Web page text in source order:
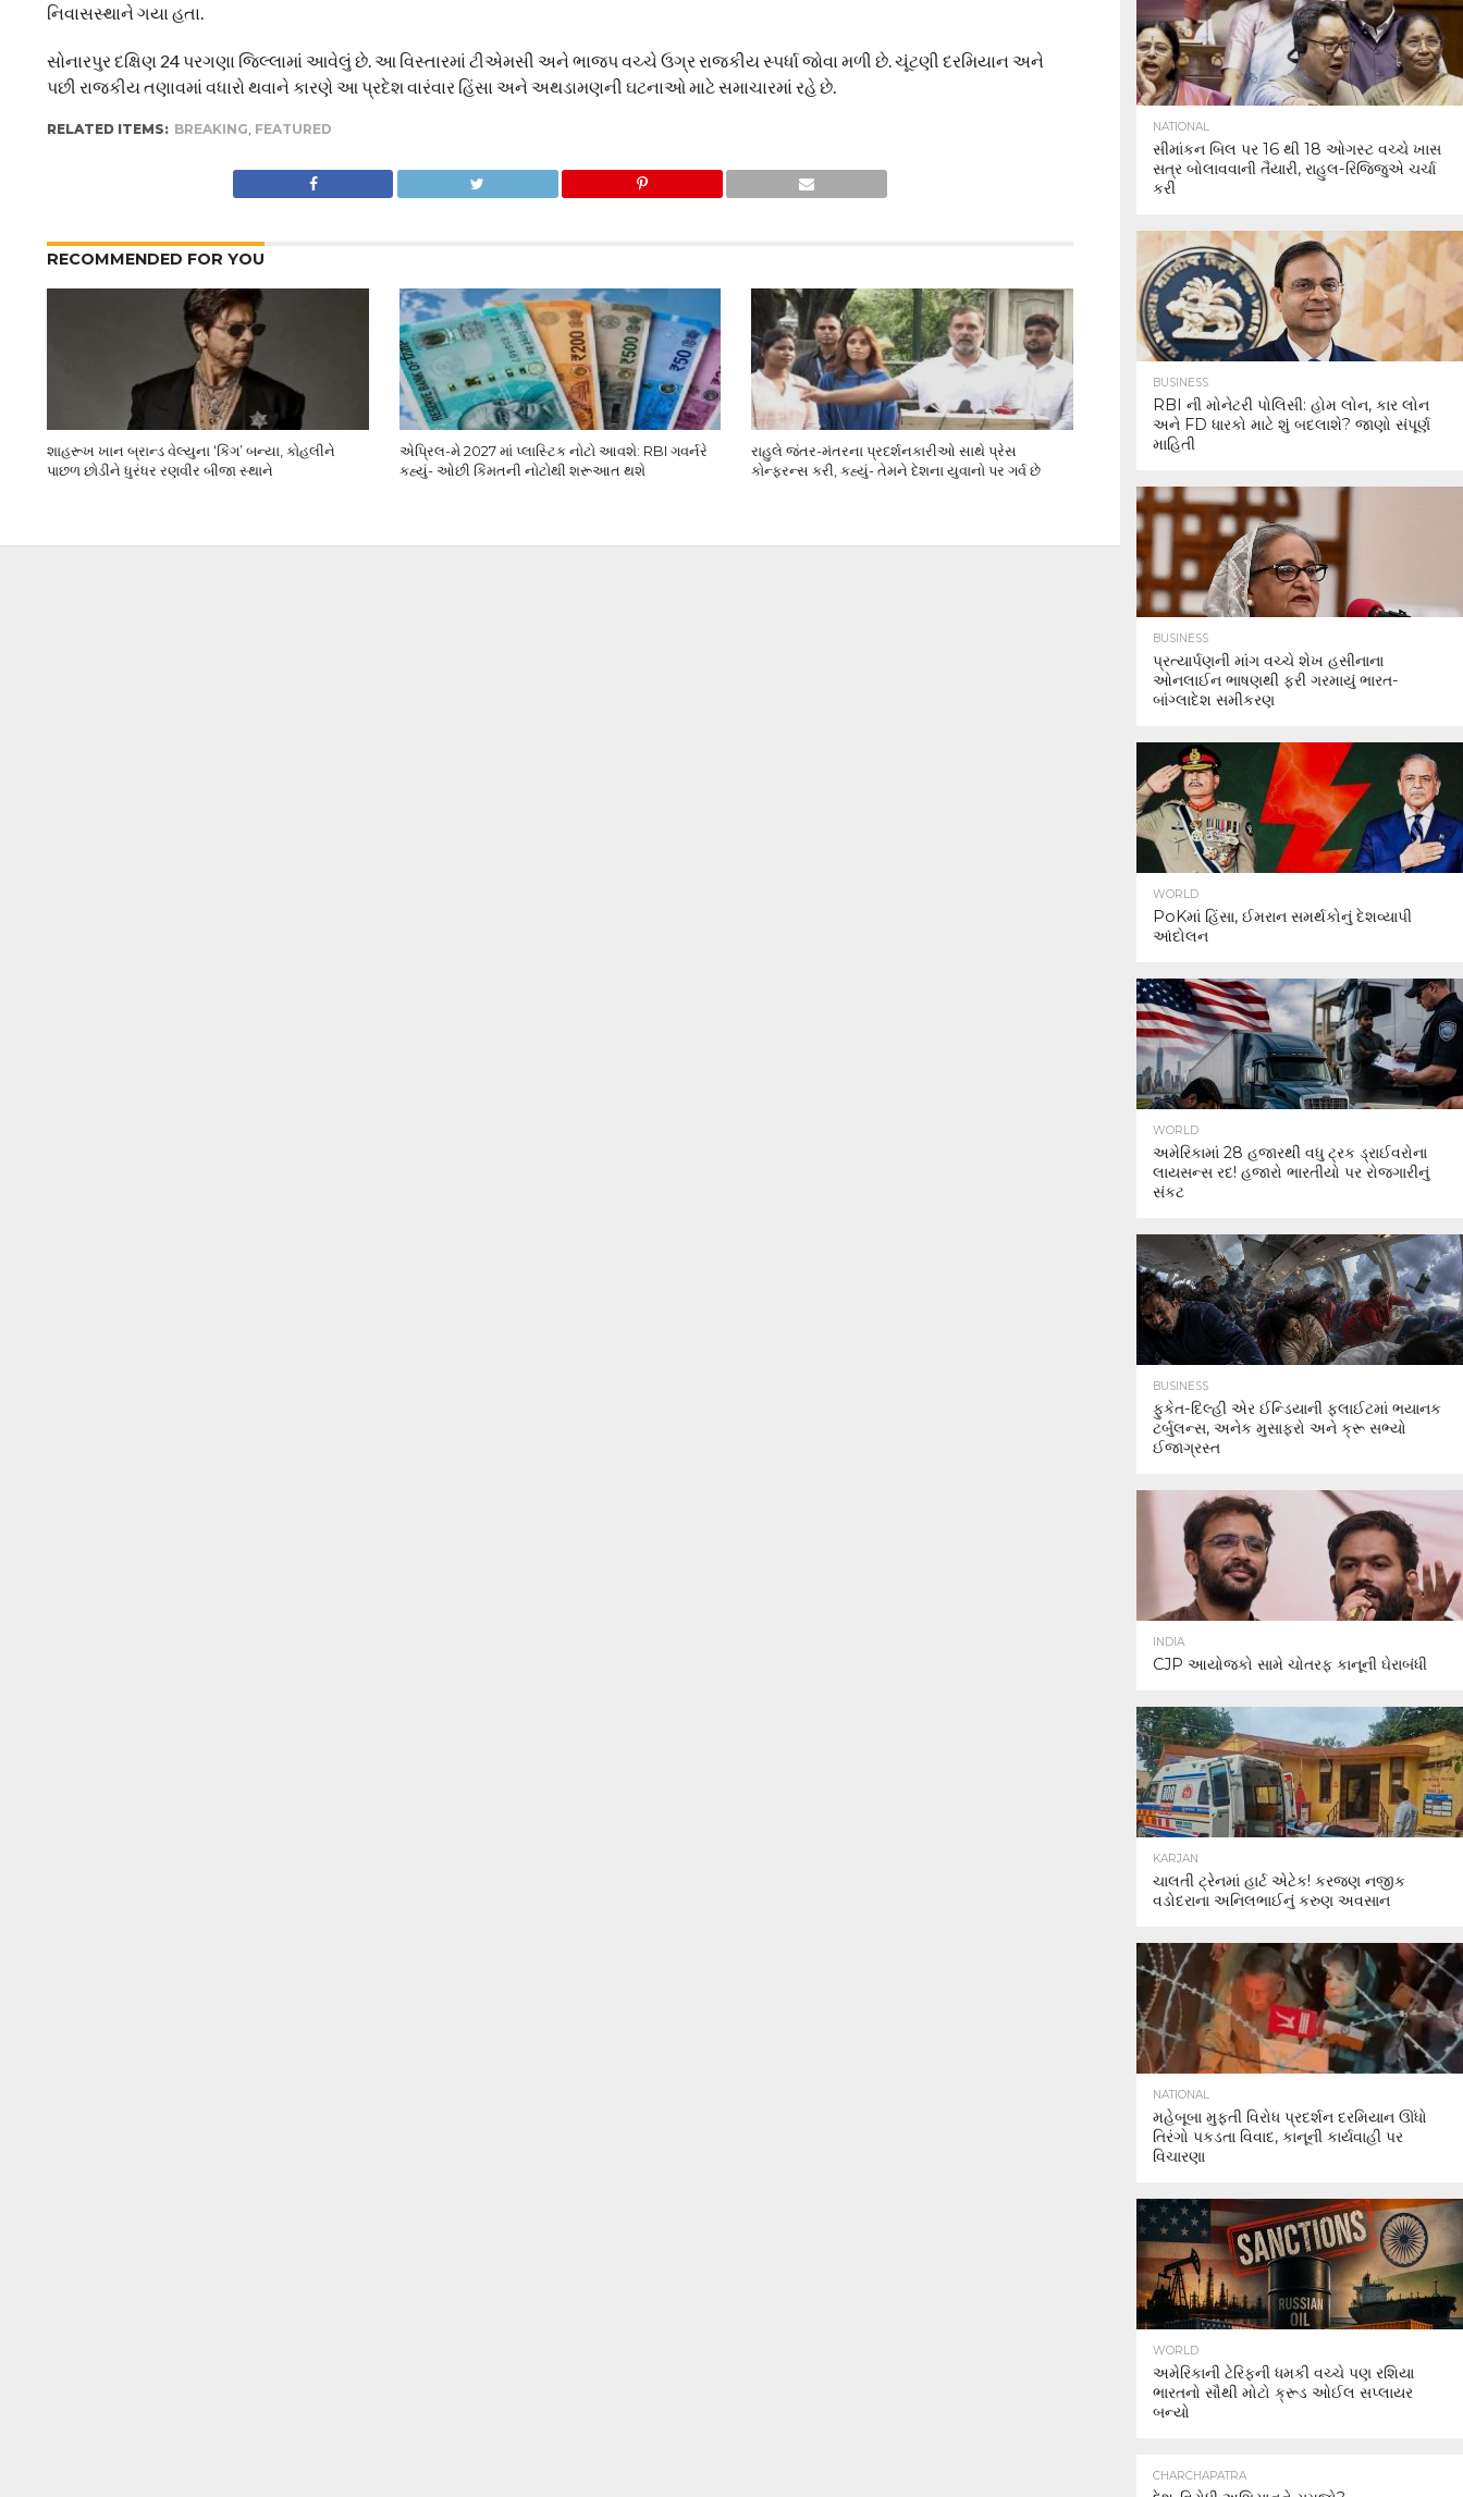
નિવાસસ્થાને ગયા હતા.
સોનારપુર દક્ષિણ 24 પરગણા જિલ્લામાં આવેલું છે. આ વિસ્તારમાં ટીએમસી અને ભાજપ વચ્ચે ઉગ્ર રાજકીય સ્પર્ધા જોવા મળી છે. ચૂંટણી દરમિયાન અને
પછી રાજકીય તણાવમાં વધારો થવાને કારણે આ પ્રદેશ વારંવાર હિંસા અને અથડામણની ઘટનાઓ માટે સમાચારમાં રહે છે.
RELATED ITEMS: BREAKING, FEATURED
RECOMMENDED FOR YOU
શાહરૂખ ખાન બ્રાન્ડ વેલ્યુના ‘કિંગ’ બન્યા, કોહલીને
પાછળ છોડીને ધુરંધર રણવીર બીજા સ્થાને
એપ્રિલ-મે 2027 માં પ્લાસ્ટિક નોટો આવશે: RBI ગવર્નરે
કહ્યું- ઓછી કિંમતની નોટોથી શરૂઆત થશે
રાહુલે જંતર-મંતરના પ્રદર્શનકારીઓ સાથે પ્રેસ
કોન્ફરન્સ કરી, કહ્યું- તેમને દેશના યુવાનો પર ગર્વ છે
NATIONAL
સીમાંકન બિલ પર 16 થી 18 ઓગસ્ટ વચ્ચે ખાસ
સત્ર બોલાવવાની તૈયારી, રાહુલ-રિજિજુએ ચર્ચા
કરી
BUSINESS
RBI ની મોનેટરી પોલિસી: હોમ લોન, કાર લોન
અને FD ધારકો માટે શું બદલાશે? જાણો સંપૂર્ણ
માહિતી
BUSINESS
પ્રત્યાર્પણની માંગ વચ્ચે શેખ હસીનાના
ઓનલાઈન ભાષણથી ફરી ગરમાયું ભારત-
બાંગ્લાદેશ સમીકરણ
WORLD
PoKમાં હિંસા, ઈમરાન સમર્થકોનું દેશવ્યાપી
આંદોલન
WORLD
અમેરિકામાં 28 હજારથી વધુ ટ્રક ડ્રાઈવરોના
લાયસન્સ રદ! હજારો ભારતીયો પર રોજગારીનું
સંકટ
BUSINESS
ફુકેત-દિલ્હી એર ઈન્ડિયાની ફ્લાઈટમાં ભયાનક
ટર્બુલન્સ, અનેક મુસાફરો અને ક્રૂ સભ્યો
ઈજાગ્રસ્ત
INDIA
CJP આયોજકો સામે ચોતરફ કાનૂની ઘેરાબંધી
KARJAN
ચાલતી ટ્રેનમાં હાર્ટ એટેક! કરજણ નજીક
વડોદરાના અનિલભાઈનું કરુણ અવસાન
NATIONAL
મહેબૂબા મુફ્તી વિરોધ પ્રદર્શન દરમિયાન ઊંધો
તિરંગો પકડતા વિવાદ, કાનૂની કાર્યવાહી પર
વિચારણા
WORLD
અમેરિકાની ટેરિફની ધમકી વચ્ચે પણ રશિયા
ભારતનો સૌથી મોટો ક્રૂડ ઓઈલ સપ્લાયર
બન્યો
CHARCHAPATRA